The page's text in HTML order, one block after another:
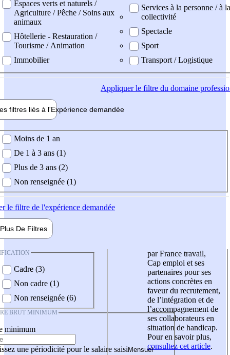
Espaces verts et naturels /
Agriculture / Pêche / Soins aux
animaux
Hôtellerie - Restauration /
Tourisme / Animation
Immobilier
Services à la personne / à la
collectivité
Spectacle
Sport
Transport / Logistique
Appliquerle filtre du domaine
filtres liés à l'Expérience demandée
demandée
Moins de 1 an
De 1 à 3 ans (1)
Plus de 3 ans (2)
Non renseignée (1)
le filtre de l'expérience demandée
Plus De Filtres
Cadre (3)
Non cadre (1)
Non renseignée (6)
BRUT MINIMUM
minimum
une périodicité pour le salaire saisi
par France travail,
Cap emploi et ses
partenaires pour ses
actions concrètes en
faveur du recrutement,
de l’intégration et de
l’accompagnement de
ses collaborateurs en
situation de handicap.
Pour en savoir plus,
consultez cet article.